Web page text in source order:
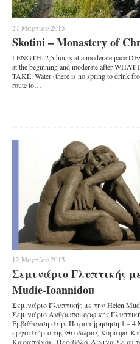
27 Μαρτίου 2015
Skotini – Monastery of
LENGTH: 2,5 hours at a moderate pace
at the beginning and moderate after
TAKE: Water (there is no spring to drink
route to…
12 Μαρτίου 2015
Σεμινάριο Γλυπτικής
Mudie-Ioannidou
Σεμινάριο Γλυπτικής με την Helen
Σεμινάριο Ανθρωπομορφικής
Εμβάθυνση στην Παρατήρησηση 1 – 4
εργαστήριο της Θεοδώρας Χοραφά
Καραπάνου, Περιβόλα Αίγινα Σε